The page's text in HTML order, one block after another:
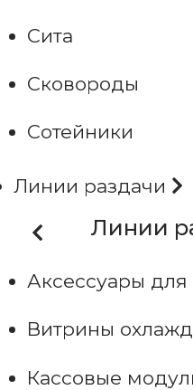
Сита
Сковороды
Сотейники
Линии раздачи
Линии
Аксессуары
Витрины
Кассовые